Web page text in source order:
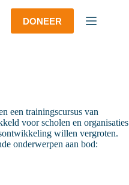
DONEER
een trainingscursus van
voor scholen en organisaties
willen vergroten.
onderwerpen aan bod: